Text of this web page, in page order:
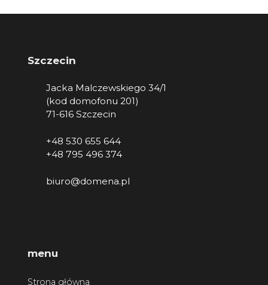
Szczecin
Jacka Malczewskiego 34/1
(kod domofonu 201)
71-616 Szczecin
+48 530 655 644
+48 795 496 374
biuro@domena.pl
menu
Strona główna